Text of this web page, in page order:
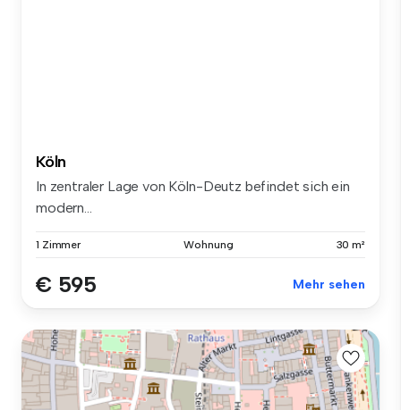
Köln
In zentraler Lage von Köln-Deutz befindet sich ein
modern...
1 Zimmer Wohnung 30 m²
€ 595 Mehr sehen